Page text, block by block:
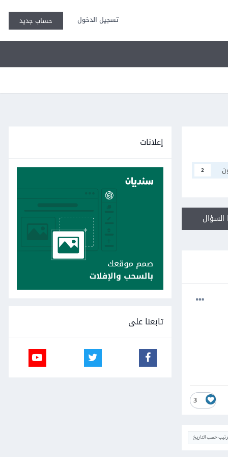
تسجيل الدخول حساب جديد
2
3
حسب التاريخ
إعلانات
تابعنا على